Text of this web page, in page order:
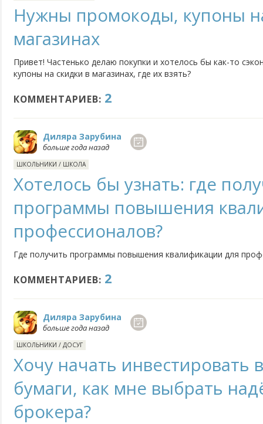
Нужны промокоды, купоны
магазинах
Привет! Частенько делаю покупки и хотелось бы как-то
купоны на скидки в магазинах, где их взять?
КОММЕНТАРИЕВ: 2
Диляра Зарубина
больше года назад
ШКОЛЬНИКИ / ШКОЛА
Хотелось бы узнать: где
программы повышения
профессионалов?
Где получить программы повышения квалификации для
КОММЕНТАРИЕВ: 2
Диляра Зарубина
больше года назад
ШКОЛЬНИКИ / ДОСУГ
Хочу начать инвестировать
бумаги, как мне выбрать
брокера?